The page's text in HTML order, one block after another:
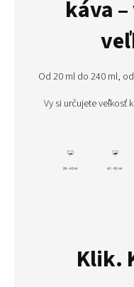
káva
Od 20 ml do 240 ml,
Vy si určujete veľkosť
Klik.